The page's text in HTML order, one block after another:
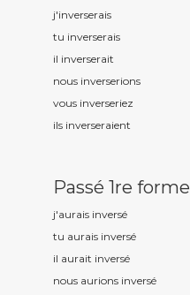
j'inverserais
tu inverserais
il inverserait
nous inverserions
vous inverseriez
ils inverseraient
Passé 1re forme
j'aurais inversé
tu aurais inversé
il aurait inversé
nous aurions inversé